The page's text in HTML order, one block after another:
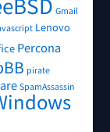
Gmail
Lenovo
Percona
pirate
SpamAssassin